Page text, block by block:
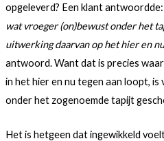
opgeleverd? Een klant antwoordde:
wat vroeger (on)bewust onder het
uitwerking daarvan op het hier en
antwoord. Want dat is precies
in het hier en nu tegen aan loopt, is
onder het zogenoemde tapijt
Het is hetgeen dat ingewikkeld